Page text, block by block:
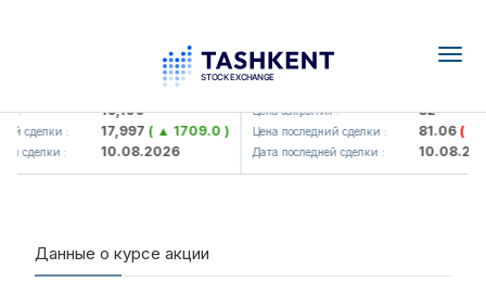
: 16,100
сделки : 17,997( ▲ 1709.0 )
сделки : 10.08.2026
KFSK (<Kafolat sug'urta
Цена закрытия : 82
Цена последний сделки : 81.06( ▼
Дата последней сделки :
Данные о курсе акции